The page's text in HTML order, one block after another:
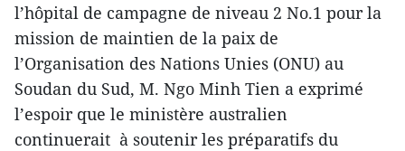
l’hôpital de campagne de niveau 2 No.1 pour la
mission de maintien de la paix de
l’Organisation des Nations Unies (ONU) au
Soudan du Sud, M. Ngo Minh Tien a exprimé
l’espoir que le ministère australien
continuerait à soutenir les préparatifs du